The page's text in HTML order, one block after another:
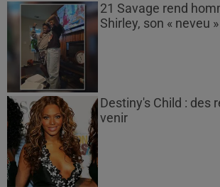
21 Savage rend
Shirley, son « neveu
Destiny's Child : des
venir